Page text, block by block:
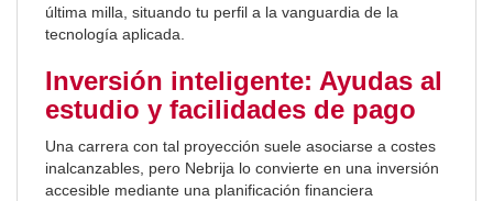
última milla, situando tu perfil a la vanguardia de la
tecnología aplicada.
Inversión inteligente: Ayudas al
estudio y facilidades de pago
Una carrera con tal proyección suele asociarse a costes
inalcanzables, pero Nebrija lo convierte en una inversión
accesible mediante una planificación financiera